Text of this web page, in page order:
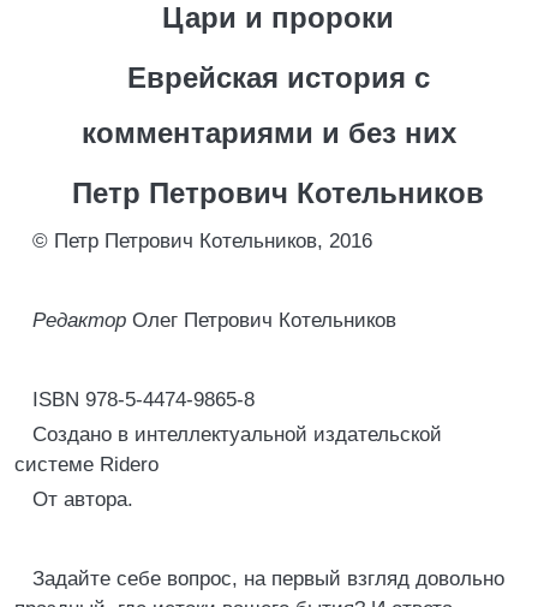
Цари и пророки
Еврейская история с
комментариями и без них
Петр Петрович Котельников
© Петр Петрович Котельников, 2016
Редактор Олег Петрович Котельников
ISBN 978-5-4474-9865-8
Создано в интеллектуальной издательской
системе Ridero
От автора.
Задайте себе вопрос, на первый взгляд довольно